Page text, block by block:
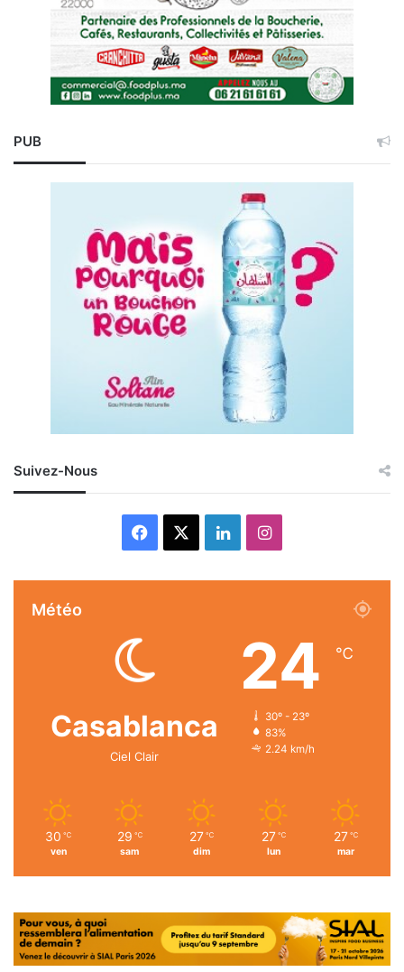
PUB
Suivez-Nous
Facebook LinkedinInstagram
Météo
Casablanca
Ciel Clair
24 ℃
30º - 23º
83%
2.24 km/h
30 ℃
ven
29 ℃
sam
27 ℃
dim
27 ℃
lun
27 ℃
mar